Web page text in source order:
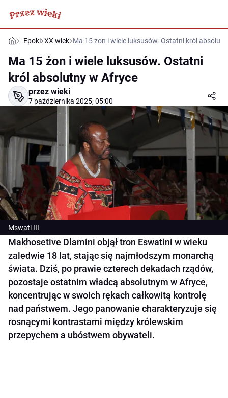
Epoki XX wiek Ma 15 żon i wiele luksusów. Ostatni król
Ma 15 żon i wiele luksusów. Ostatni
król absolutny w Afryce
przez wieki
7 października 2025, 05:00
Mswati III
Makhosetive Dlamini objął tron Eswatini w wieku
zaledwie 18 lat, stając się najmłodszym monarchą
świata. Dziś, po prawie czterech dekadach rządów,
pozostaje ostatnim władcą absolutnym w Afryce,
koncentrując w swoich rękach całkowitą kontrolę
nad państwem. Jego panowanie charakteryzuje się
rosnącymi kontrastami między królewskim
przepychem a ubóstwem obywateli.